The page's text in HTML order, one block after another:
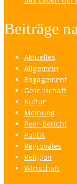
Beiträge
Aktuelles
Allgemein
Engagement
Gesellschaft
Kultur
Meinung
Peer-Bericht
Politik
Regionales
Religion
Wirtschaft